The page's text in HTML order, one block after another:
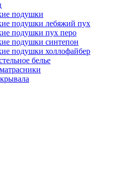
подушки
подушки лебяжий пух
подушки пух перо
подушки синтепон
подушки холлофайбер
белье